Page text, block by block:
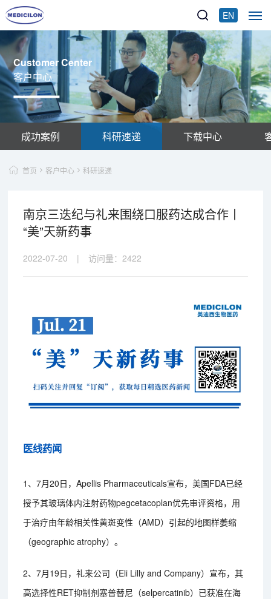
EN
Customer Center
客户中心
成功案例 科研速递 下载中心
首页 客户中心 科研速递
南京三迭纪与礼来围绕口服药达成合作丨
“美”天新药事
2022-07-20 | 访问量： 2422
医线药闻
1、7月20日，Apellis Pharmaceuticals宣布，美国FDA已经
授予其玻璃体内注射药物pegcetacoplan优先审评资格，用
于治疗由年龄相关性黄斑变性（AMD）引起的地图样萎缩
（geographic atrophy）。
2、7月19日，礼来公司（Eli Lilly and Company）宣布，其
高选择性RET抑制剂塞普替尼（selpercatinib）已获准在海